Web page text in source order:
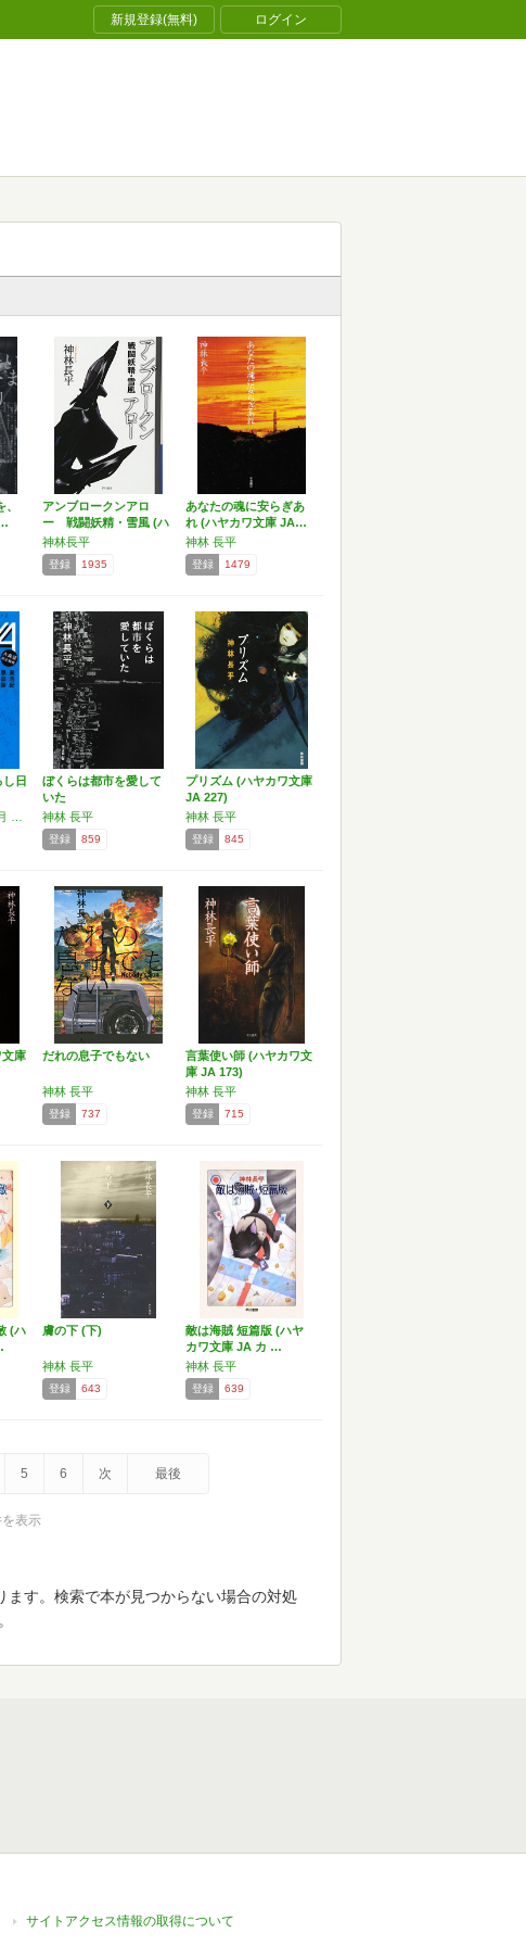
新規登録(無料) ログイン
アンブロークンアロ
ー 戦闘妖精・雪風 (ハ
ヤ…
神林長平
登録 1935
あなたの魂に安らぎあ
れ (ハヤカワ文庫 JA…
神林 長平
登録 1479
日
ぼくらは都市を愛して
いた
神林 長平
登録 859
プリズム (ハヤカワ文庫
JA 227)
神林 長平
登録 845
庫
だれの息子でもない
神林 長平
登録 737
言葉使い師 (ハヤカワ文
庫 JA 173)
神林 長平
登録 715
(ハ
膚の下 (下)
神林 長平
登録 643
敵は海賊 短篇版 (ハヤ
カワ文庫 JA カ …
神林 長平
登録 639
5 6 次 最後
表示
す。検索で本が見つからない場合の対処
サイトアクセス情報の取得について